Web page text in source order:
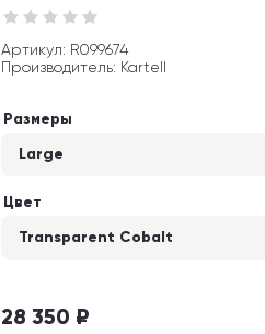
Артикул: R099674
Производитель: Kartell
Размеры
Large
Цвет
Transparent Cobalt
28 350 ₽